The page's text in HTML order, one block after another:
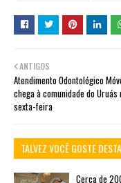
ANTIGOS
Atendimento Odontológico
chega à comunidade do Uruás
sexta-feira
TALVEZ VOCÊ GOSTE
Cerca de